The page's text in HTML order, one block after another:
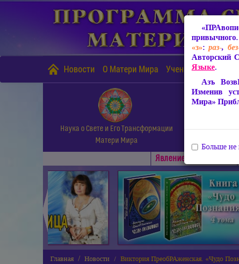
Новости О Матери Мира Учение Матери Мира
Наука о Свете и Его Трансформации
Матери Мира
Явлениe Матери Мира
◄
Главная Новости Виктория ПреобРАженская. «Чудо
«з»:раз-,
Авторский
Языке.
Азъ
Изменив
Мира»
Больше не